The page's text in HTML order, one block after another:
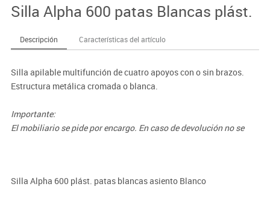
Silla Alpha 600 patas Blancas plást.
Descripción Características del artículo
Silla apilable multifunción de cuatro apoyos con o sin brazos.
Estructura metálica cromada o blanca.
Importante:
El mobiliario se pide por encargo. En caso de devolución no se
Silla Alpha 600 plást. patas blancas asiento Blanco